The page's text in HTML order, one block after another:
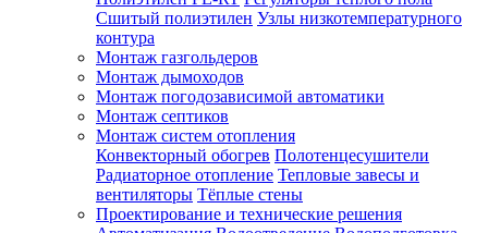
Сшитый полиэтилен Узлы низкотемпературного
контура
Монтаж газгольдеров
Монтаж дымоходов
Монтаж погодозависимой автоматики
Монтаж септиков
Монтаж систем отопления
Конвекторный обогрев Полотенцесушители
Радиаторное отопление Тепловые завесы и
вентиляторы Тёплые стены
Проектирование и технические решения